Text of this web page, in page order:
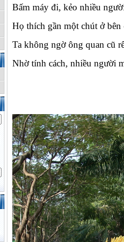
Bấm máy đi, kẻo nhiều
Họ thích gần một chút ở bên
Ta không ngờ ông quan cũ
Nhờ tính cách, nhiều người